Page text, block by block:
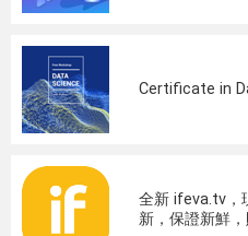
Certificate in
全新 ifeva.tv，
新，保證新鮮，